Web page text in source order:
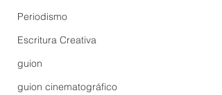
Periodismo
Escritura Creativa
guion
guion cinematográfico